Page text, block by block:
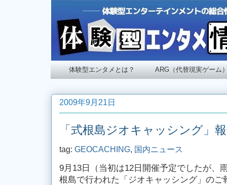
体験型エンタメとは？ ARG（代替現実ゲーム
2009年9月21日
「式根島ジオキャッシング」
tag: GEOCACHING, 国内ニュース
9月13日（当初は12日開催予定でしたが、
根島で行われた「ジオキャッシング」の